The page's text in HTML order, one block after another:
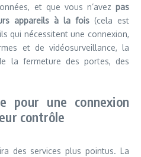
et que vous n’avez pas
appareils à la fois (cela est
qui nécessitent une connexion,
et de vidéosurveillance, la
la fermeture des portes, des
pour une connexion
contrôle
des services plus pointus. La